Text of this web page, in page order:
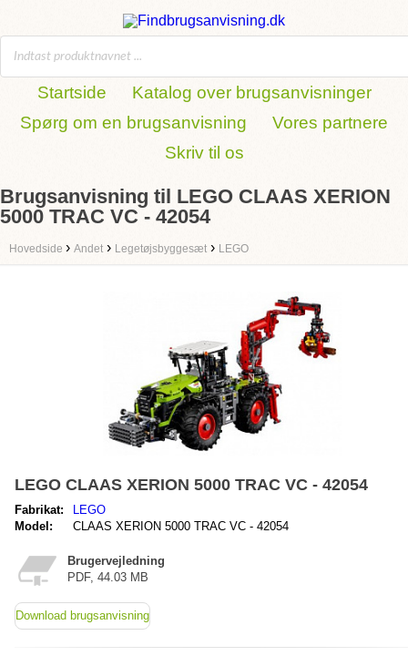
Startside
Katalog over brugsanvisninger
Spørg om en brugsanvisning
Vores partnere
Skriv til os
Brugsanvisning til LEGO CLAAS XERION
5000 TRAC VC - 42054
Hovedside › Andet › Legetøjsbyggesæt › LEGO
LEGO CLAAS XERION 5000 TRAC VC - 42054
Fabrikat:
LEGO
Model:
CLAAS XERION 5000 TRAC VC - 42054
Brugervejledning
PDF, 44.03 MB
Download brugsanvisning